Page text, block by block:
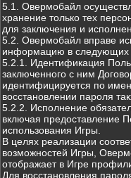
5.1. Овермобайл
хранение только тех
для заключения и
5.2. Овермобайл вправе
информацию в следующих
5.2.1. Идентификация
заключенного с ним
идентифицируется по
восстановлении пароля
5.2.2. Исполнение
включая предоставление
использования Игры.
В целях реализации
возможностей Игры,
отображает в Игре
Для восстановления